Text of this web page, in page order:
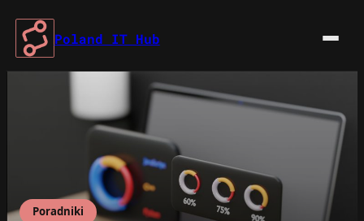
Przejdź
treści
Poland IT Hub
Poradniki